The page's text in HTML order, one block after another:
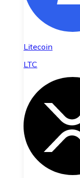
Litecoin
LTC